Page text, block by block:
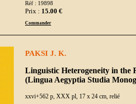
Réf : 19898
Prix : 15.00 €
Commander
PAKSI J. K.
Linguistic Heterogeneity in the
(Lingua Aegyptia Studia
xxvi+562 p, XXX pl, 17 x 24 cm, relié